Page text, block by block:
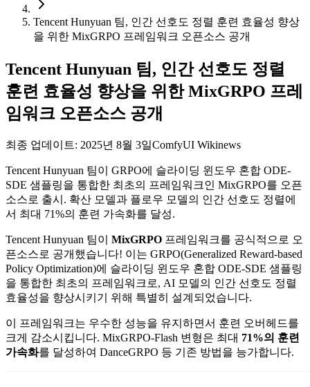
Tencent Hunyuan 팀, 인간 선호도 정렬 훈련 효율성 향상
을 위한 MixGRPO 프레임워크 오픈소스 공개
Tencent Hunyuan 팀, 인간 선호도 정렬
훈련 효율성 향상을 위한 MixGRPO 프레
임워크 오픈소스 공개
최종 업데이트: 2025년 8월 3일ComfyUI Wikinews
Tencent Hunyuan 팀이 GRPO에 슬라이딩 윈도우 혼합 ODE-
SDE 샘플링을 통합한 최초의 프레임워크인 MixGRPO를 오픈
소스로 출시. 확산 모델과 플로우 모델의 인간 선호도 정렬에
서 최대 71%의 훈련 가속화를 달성.
Tencent Hunyuan 팀이 MixGRPO 프레임워크를 공식적으로 오
픈소스로 공개했습니다! 이는 GRPO(Generalized Reward-based
Policy Optimization)에 슬라이딩 윈도우 혼합 ODE-SDE 샘플링
을 통합한 최초의 프레임워크로, AI 모델의 인간 선호도 정렬
효율성을 향상시키기 위해 특별히 설계되었습니다.
이 프레임워크는 우수한 성능을 유지하면서 훈련 오버헤드를
크게 감소시킵니다. MixGRPO-Flash 변형은 최대 71%의 훈련
가속화를 달성하여 DanceGRPO 등 기존 방법을 능가합니다.